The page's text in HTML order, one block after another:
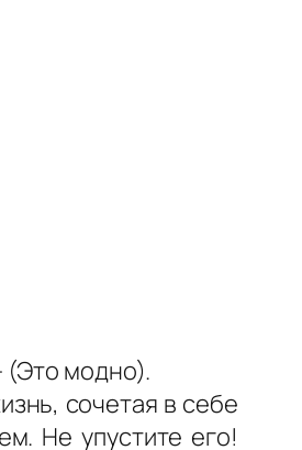
(Это модно).
сочетая в себе
Не упустите его!